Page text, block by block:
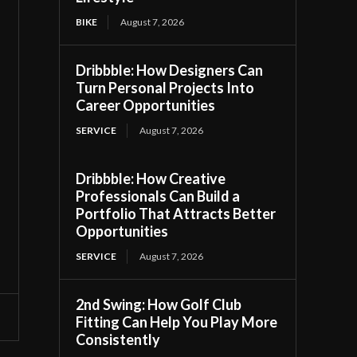
BIKE August 7, 2026
Dribbble: How Designers Can
Turn Personal Projects Into
Career Opportunities
SERVICE August 7, 2026
Dribbble: How Creative
Professionals Can Build a
Portfolio That Attracts Better
Opportunities
SERVICE August 7, 2026
2nd Swing: How Golf Club
Fitting Can Help You Play More
Consistently